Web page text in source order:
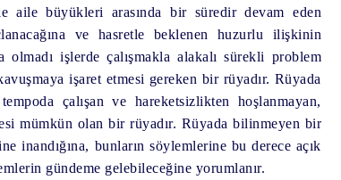
aile büyükleri arasında bir süredir devam eden
ve hasretle beklenen huzurlu ilişkinin
olmadı işlerde çalışmakla alakalı sürekli problem
işaret etmesi gereken bir rüyadır. Rüyada
çalışan ve hareketsizlikten hoşlanmayan,
mümkün olan bir rüyadır. Rüyada bilinmeyen bir
inandığına, bunların söylemlerine bu derece açık
gündeme gelebileceğine yorumlanır.